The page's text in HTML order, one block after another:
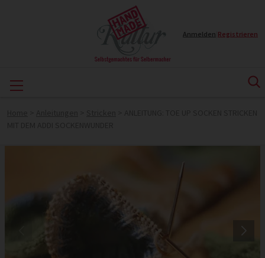
Anmelden Registrieren